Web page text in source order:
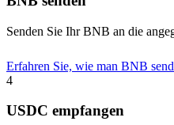
Senden Sie Ihr BNB an die
Erfahren Sie, wie man BNB
4
USDC empfangen